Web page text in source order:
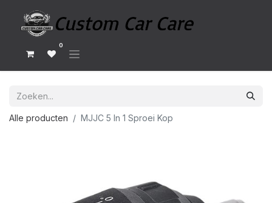
0
Alle producten MJJC 5 In 1 Sproei Kop